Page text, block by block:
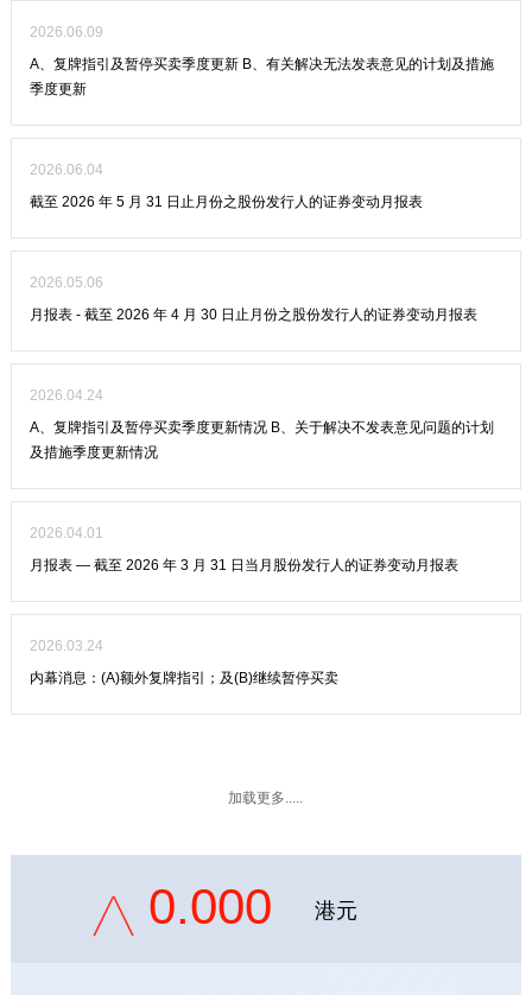
2026.06.09
A、复牌指引及暂停买卖季度更新 B、有关解决无法发表意见的计划及措施
季度更新
2026.06.04
截至 2026 年 5 月 31 日止月份之股份发行人的证券变动月报表
2026.05.06
月报表 - 截至 2026 年 4 月 30 日止月份之股份发行人的证券变动月报表
2026.04.24
A、复牌指引及暂停买卖季度更新情况 B、关于解决不发表意见问题的计划
及措施季度更新情况
2026.04.01
月报表 — 截至 2026 年 3 月 31 日当月股份发行人的证券变动月报表
2026.03.24
内幕消息：(A)额外复牌指引；及(B)继续暂停买卖
加载更多.....
0.000 港元